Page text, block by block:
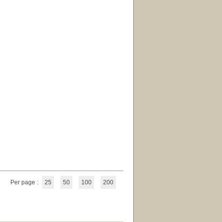
Per page : 25 50 100 200